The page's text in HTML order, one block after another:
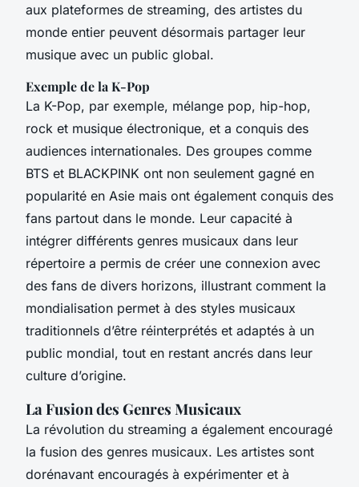
aux plateformes de streaming, des artistes du
monde entier peuvent désormais partager leur
musique avec un public global.
Exemple de la K-Pop
La K-Pop, par exemple, mélange pop, hip-hop,
rock et musique électronique, et a conquis des
audiences internationales. Des groupes comme
BTS et BLACKPINK ont non seulement gagné en
popularité en Asie mais ont également conquis des
fans partout dans le monde. Leur capacité à
intégrer différents genres musicaux dans leur
répertoire a permis de créer une connexion avec
des fans de divers horizons, illustrant comment la
mondialisation permet à des styles musicaux
traditionnels d’être réinterprétés et adaptés à un
public mondial, tout en restant ancrés dans leur
culture d’origine.
La Fusion des Genres Musicaux
La révolution du streaming a également encouragé
la fusion des genres musicaux. Les artistes sont
dorénavant encouragés à expérimenter et à